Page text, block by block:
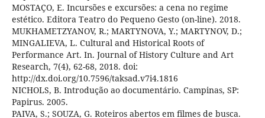
MOSTAÇO, E. Incursões e excursões: a cena no regime
estético. Editora Teatro do Pequeno Gesto (on-line). 2018.
MUKHAMETZYANOV, R.; MARTYNOVA, Y.; MARTYNOV, D.;
MINGALIEVA, L. Cultural and Historical Roots of
Performance Art. In. Journal of History Culture and Art
Research, 7(4), 62-68, 2018. doi:
http://dx.doi.org/10.7596/taksad.v7i4.1816
NICHOLS, B. Introdução ao documentário. Campinas, SP:
Papirus. 2005.
PAIVA, S.; SOUZA, G. Roteiros abertos em filmes de busca.